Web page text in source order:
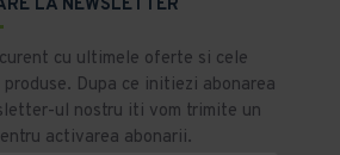
LA NEWSLETTER
cu ultimele oferte si cele
produse. Dupa ce initiezi abonarea
ul nostru iti vom trimite un
activarea abonarii.